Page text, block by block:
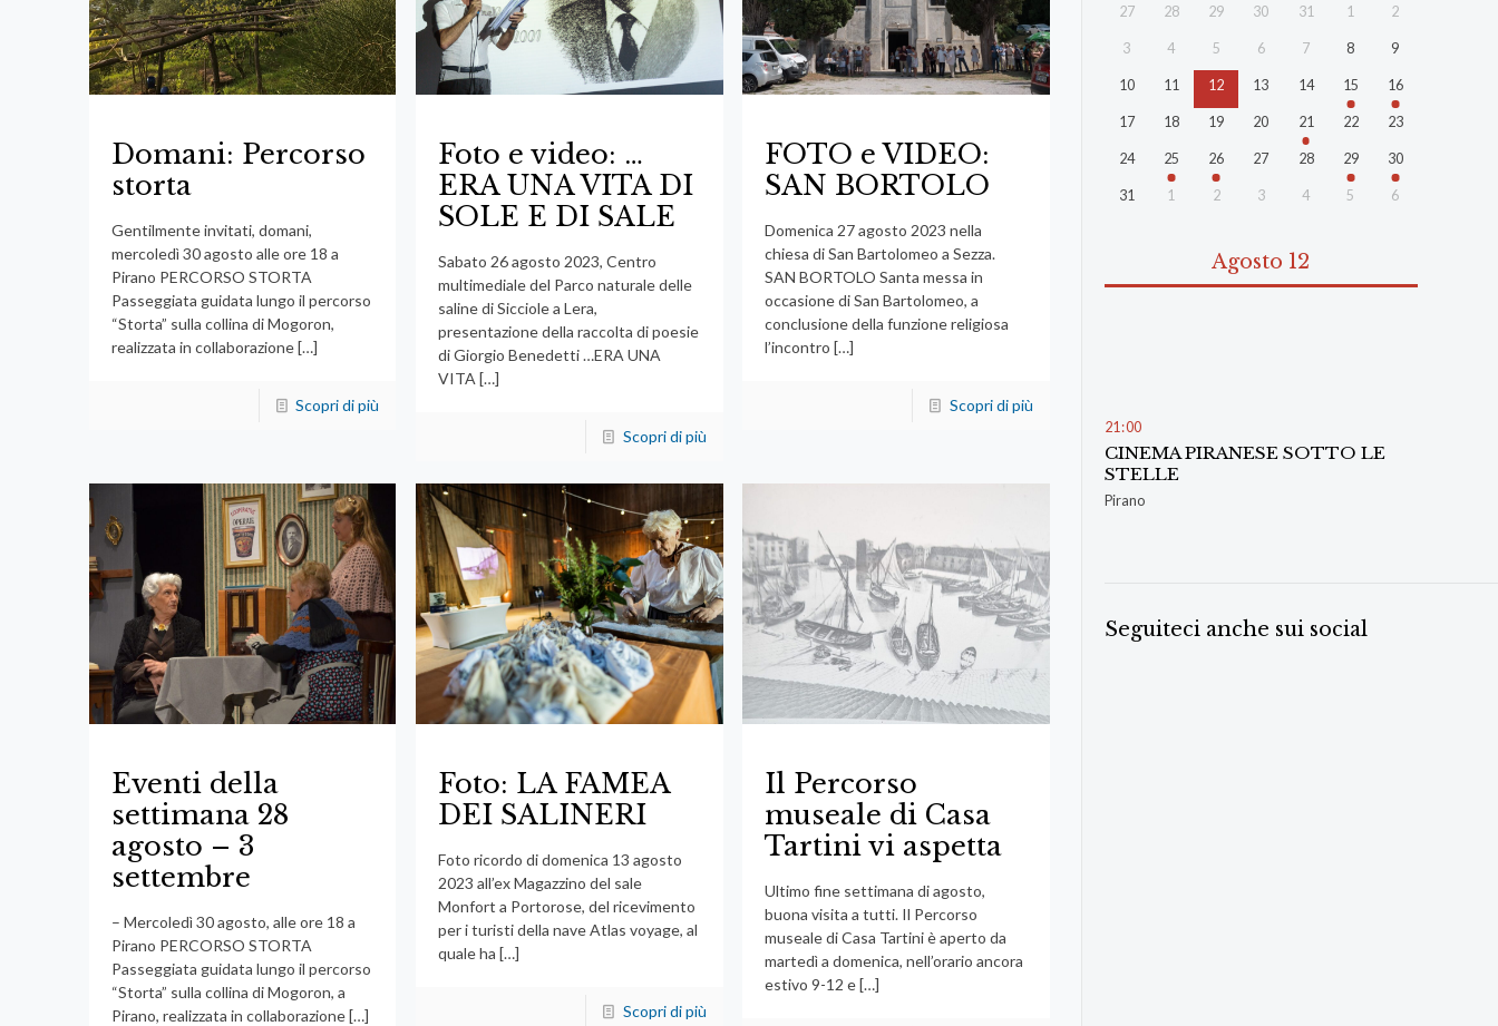
Domani: Percorso
storta
Gentilmente invitati, domani,
mercoledì 30 agosto alle ore 18 a
Pirano PERCORSO STORTA
Passeggiata guidata lungo il percorso
“Storta” sulla collina di Mogoron,
realizzata in collaborazione[…]
Scopri di più
Foto e video: …
ERA UNA VITA DI
SOLE E DI SALE
Sabato 26 agosto 2023, Centro
multimediale del Parco naturale delle
saline di Sicciole a Lera,
presentazione della raccolta di poesie
di Giorgio Benedetti …ERA UNA
VITA […]
Scopri di più
FOTO e VIDEO:
SAN BORTOLO
Domenica 27 agosto 2023 nella
chiesa di San Bartolomeo a Sezza.
SAN BORTOLO Santa messa in
occasione di San Bartolomeo, a
conclusione della funzione religiosa
l’incontro […]
Scopri di più
Eventi della
settimana 28
agosto – 3
settembre
– Mercoledì 30 agosto, alle ore 18 a
Pirano PERCORSO STORTA
Passeggiata guidata lungo il percorso
“Storta” sulla collina di Mogoron, a
Pirano, realizzata in collaborazione[…]
Foto: LA FAMEA
DEI SALINERI
Foto ricordo di domenica 13 agosto
2023 all’ex Magazzino del sale
Monfort a Portorose, del ricevimento
per i turisti della nave Atlas voyage, al
quale ha […]
Scopri di più
Il Percorso
museale di Casa
Tartini vi aspetta
Ultimo fine settimana di agosto,
buona visita a tutti. Il Percorso
museale di Casa Tartini è aperto da
martedì a domenica, nell’orario ancora
estivo 9-12 e[…]
27 28 29 30 31 1 2
3 4 5 6 7 8 9
10 11 12 13 14 15 16
17 18 19 20 21 22 23
24 25 26 27 28 29 30
31 1 2 3 4 5 6
Agosto 12
21 :00
CINEMA PIRANESE SOTTO LE
STELLE
Pirano
Seguiteci anche sui social